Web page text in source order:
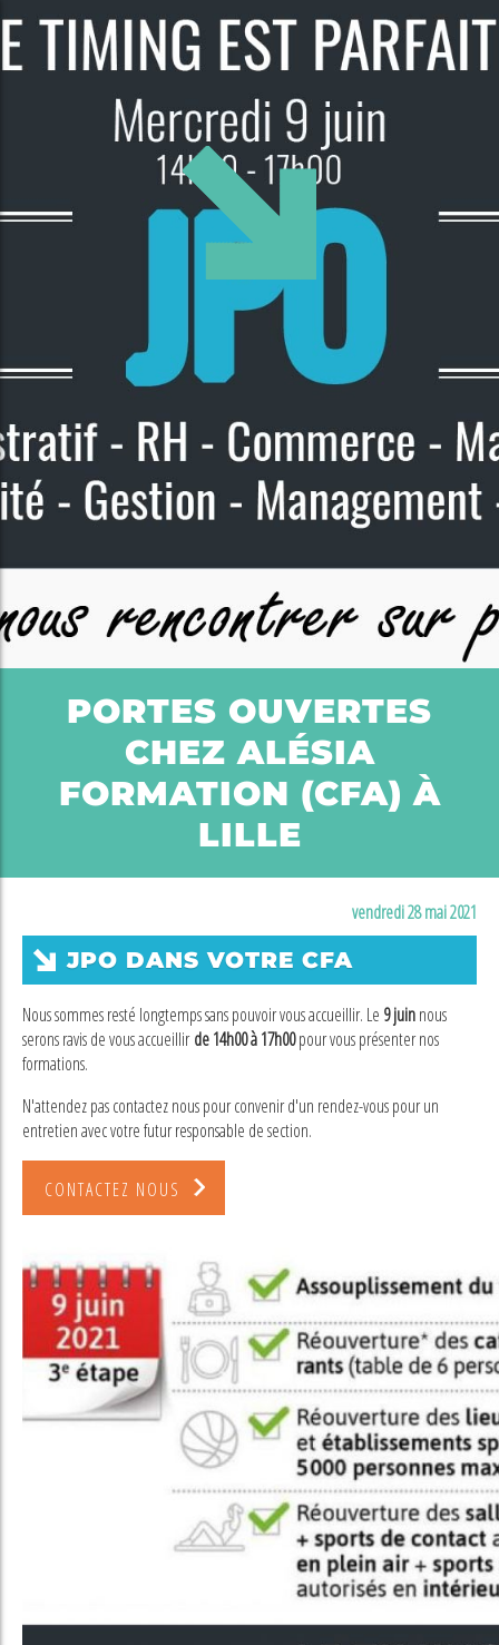
PORTES OUVERTES
CHEZ ALÉSIA
FORMATION (CFA) À
LILLE
vendredi 28 mai 2021
JPO DANS VOTRE CFA
Nous sommes resté longtemps sans pouvoir vous accueillir. Le 9 juinnous
serons ravis de vous accueillirde 14h00 à 17h00pour vous présenter nos
formations.
N'attendez pas contactez nous pour convenir d'un rendez-vous pour un
entretien avec votre futur responsable de section.
CONTACTEZ NOUS